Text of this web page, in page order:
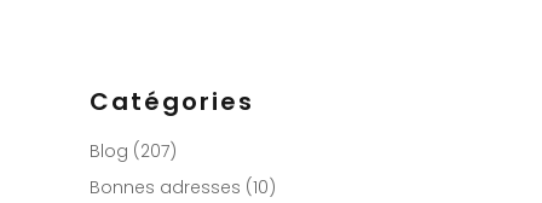
Catégories
Blog (207)
Bonnes adresses (10)